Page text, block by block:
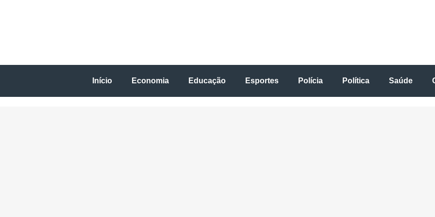
Início Economia Educação Esportes Polícia Política Saúde